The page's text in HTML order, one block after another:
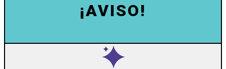
¡AVISO!